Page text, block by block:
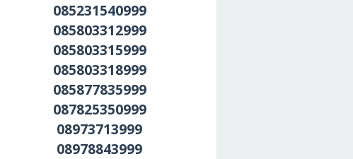
085231540999
085803312999
085803315999
085803318999
085877835999
087825350999
08973713999
08978843999